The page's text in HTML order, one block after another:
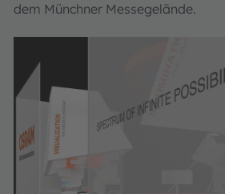
dem Münchner Messegelände.